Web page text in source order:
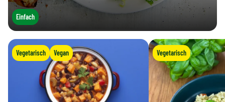
Einfach
Vegetarisch Vegan Vegetarisch